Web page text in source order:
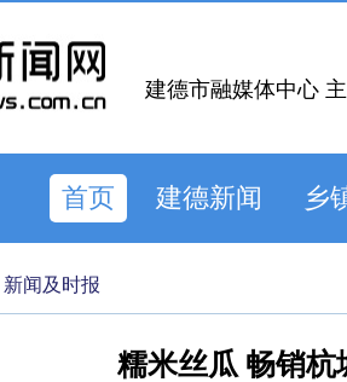
建德市融媒体中心
首页 建德新闻 乡
新闻及时报
糯米丝瓜 畅销杭